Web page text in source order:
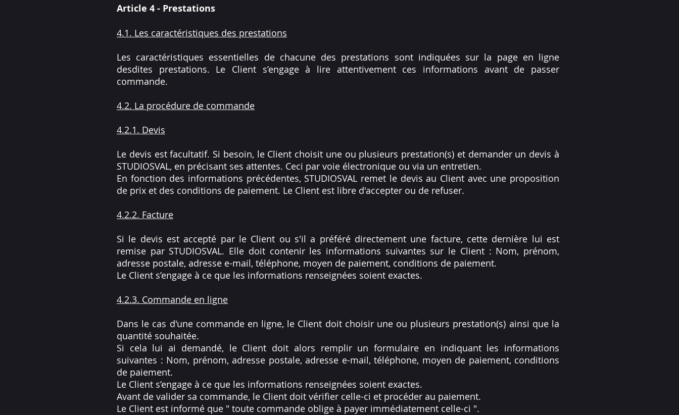
Article 4 - Prestations
4.1. Les caractéristiques des prestations
Les caractéristiques essentielles de chacune des prestations sont indiquées sur la page en ligne
desdites prestations. Le Client s’engage à lire attentivement ces informations avant de passer
commande.
4.2. La procédure de commande
4.2.1. Devis
Le devis est facultatif. Si besoin, le Client choisit une ou plusieurs prestation(s) et demander un devis à
STUDIOSVAL, en précisant ses attentes. Ceci par voie électronique ou via un entretien.
En fonction des informations précédentes, STUDIOSVAL remet le devis au Client avec une proposition
de prix et des conditions de paiement. Le Client est libre d'accepter ou de refuser.
4.2.2. Facture
Si le devis est accepté par le Client ou s'il a préféré directement une facture, cette dernière lui est
remise par STUDIOSVAL. Elle doit contenir les informations suivantes sur le Client : Nom, prénom,
adresse postale, adresse e-mail, téléphone, moyen de paiement, conditions de paiement.
Le Client s’engage à ce que les informations renseignées soient exactes.
4.2.3. Commande en ligne
Dans le cas d'une commande en ligne, le Client doit choisir une ou plusieurs prestation(s) ainsi que la
quantité souhaitée.
Si cela lui ai demandé, le Client doit alors remplir un formulaire en indiquant les informations
suivantes : Nom, prénom, adresse postale, adresse e-mail, téléphone, moyen de paiement, conditions
de paiement.
Le Client s’engage à ce que les informations renseignées soient exactes.
Avant de valider sa commande, le Client doit vérifier celle-ci et procéder au paiement.
Le Client est informé que " toute commande oblige à payer immédiatement celle-ci ".